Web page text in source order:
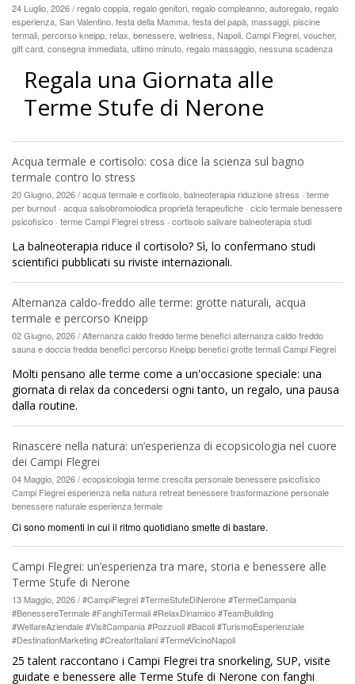
24 Luglio, 2026 / regalo coppia, regalo genitori, regalo compleanno, autoregalo, regalo
esperienza, San Valentino, festa della Mamma, festa del papà, massaggi, piscine
termali, percorso kneipp, relax, benessere, wellness, Napoli, Campi Flegrei, voucher,
gift card, consegna immediata, ultimo minuto, regalo massaggio, nessuna scadenza
Regala una Giornata alle
Terme Stufe di Nerone
Acqua termale e cortisolo: cosa dice la scienza sul bagno
termale contro lo stress
20 Giugno, 2026 / acqua termale e cortisolo, balneoterapia riduzione stress · terme
per burnout · acqua salsobromoiodica proprietà terapeutiche · ciclo termale benessere
psicofisico · terme Campi Flegrei stress · cortisolo salivare balneoterapia studi
La balneoterapia riduce il cortisolo? Sì, lo confermano studi
scientifici pubblicati su riviste internazionali.
Alternanza caldo-freddo alle terme: grotte naturali, acqua
termale e percorso Kneipp
02 Giugno, 2026 / Alternanza caldo freddo terme benefici alternanza caldo freddo
sauna e doccia fredda benefici percorso Kneipp benefici grotte termali Campi Flegrei
Molti pensano alle terme come a un'occasione speciale: una
giornata di relax da concedersi ogni tanto, un regalo, una pausa
dalla routine.
Rinascere nella natura: un’esperienza di ecopsicologia nel cuore
dei Campi Flegrei
04 Maggio, 2026 / ecopsicologia terme crescita personale benessere psicofisico
Campi Flegrei esperienza nella natura retreat benessere trasformazione personale
benessere naturale esperienza termale
Ci sono momenti in cui il ritmo quotidiano smette di bastare.
Campi Flegrei: un’esperienza tra mare, storia e benessere alle
Terme Stufe di Nerone
13 Maggio, 2026 / #CampiFlegrei #TermeStufeDiNerone #TermeCampania
#BenessereTermale #FanghiTermali #RelaxDinamico #TeamBuilding
#WelfareAziendale #VisitCampania #Pozzuoli #Bacoli #TurismoEsperienziale
#DestinationMarketing #CreatorItaliani #TermeVicinoNapoli
25 talent raccontano i Campi Flegrei tra snorkeling, SUP, visite
guidate e benessere alle Terme Stufe di Nerone con fanghi